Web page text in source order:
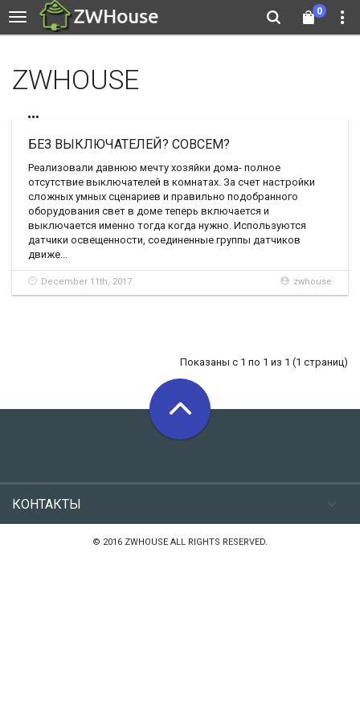
0
ZWHOUSE
БЕЗ ВЫКЛЮЧАТЕЛЕЙ? СОВСЕМ?
Реализовали давнюю мечту хозяйки дома- полное
отсутствие выключателей в комнатах. За счет настройки
сложных умных сценариев и правильно подобранного
оборудования свет в доме теперь включается и
выключается именно тогда когда нужно. Используются
датчики освещенности, соединенные группы датчиков
движе...
December 11th, 2017 zwhouse
Показаны с 1 по 1 из 1 (1 страниц)
КОНТАКТЫ
© 2016 ZWHOUSE ALL RIGHTS RESERVED.